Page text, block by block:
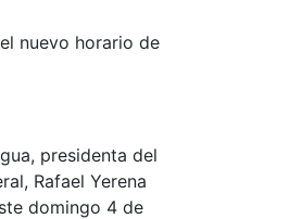
nuevo horario de
presidenta del
Rafael Yerena
domingo 4 de